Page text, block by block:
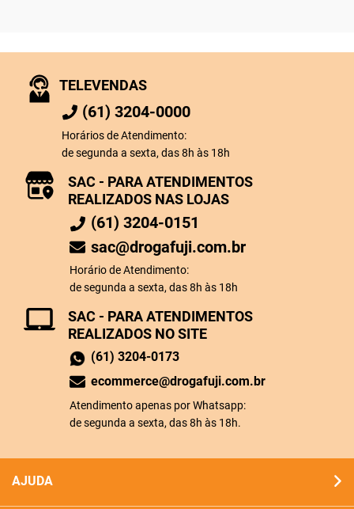
TELEVENDAS
(61) 3204-0000
Horários de Atendimento:
de segunda a sexta, das 8h às 18h
SAC - PARA ATENDIMENTOS
REALIZADOS NO SITE
(61) 3204-0173
ecommerce@drogafuji.com.br
Atendimento apenas por Whatsapp:
de segunda a sexta, das 8h às 18h.
SAC - PARA ATENDIMENTOS
REALIZADOS NAS LOJAS
(61) 3204-0151
sac@drogafuji.com.br
Horário de Atendimento:
de segunda a sexta, das 8h às 18h
AJUDA